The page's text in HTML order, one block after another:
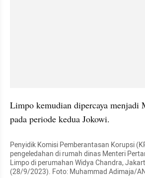
Limpo kemudian dipercaya menjadi
pada periode kedua Jokowi.
Penyidik Komisi Pemberantasan Korupsi
pengeledahan di rumah dinas Menteri
Limpo di perumahan Widya Chandra,
(28/9/2023). Foto: Muhammad Adimaja/